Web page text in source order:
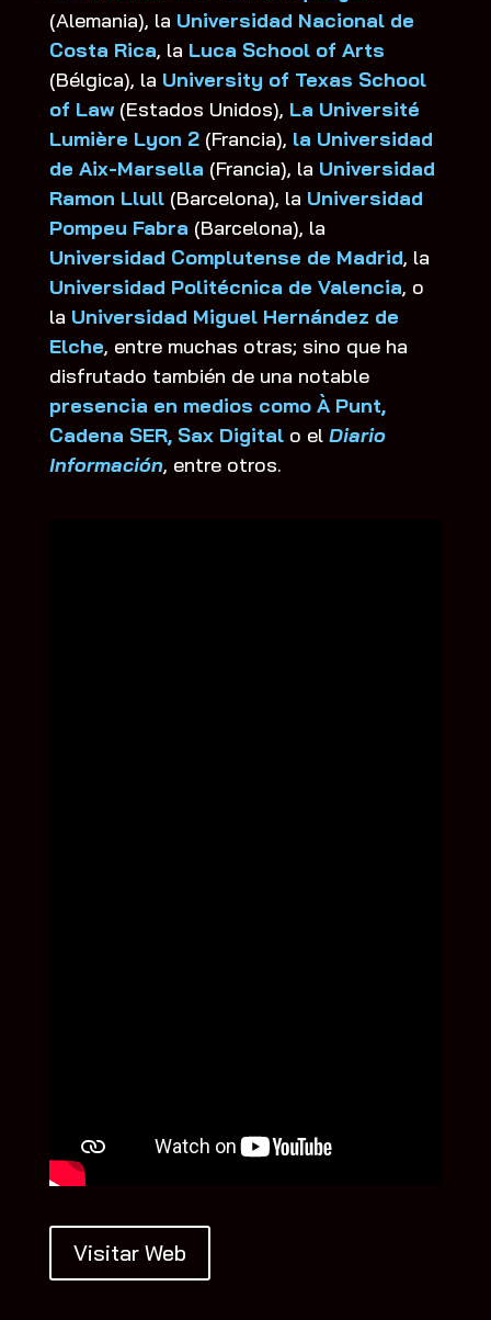
(Alemania), la Universidad Nacional de
Costa Rica, la Luca School of Arts
(Bélgica), la University of Texas School
of Law (Estados Unidos), La Université
Lumière Lyon 2(Francia), la Universidad
de Aix-Marsella (Francia), la Universidad
Ramon Llull(Barcelona), la Universidad
Pompeu Fabra (Barcelona), la
Universidad Complutense de Madrid, la
Universidad Politécnica de Valencia, o
la Universidad Miguel Hernández de
Elche, entre muchas otras; sino que ha
disfrutado también de una notable
presencia en medios como À Punt,
Cadena SER, Sax Digital o el Diario
Información, entre otros.
Visitar Web